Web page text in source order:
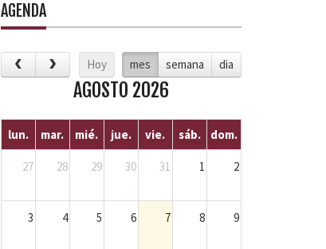
AGENDA
Hoy mes semana dia
AGOSTO 2026
lun. mar. mié. jue. vie. sáb. dom.
27 28 29 30 31 1 2
3 4 5 6 7 8 9